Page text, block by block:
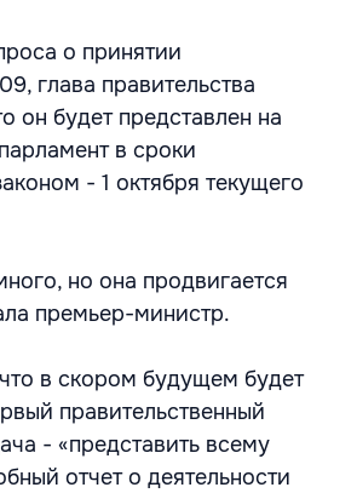
о принятии
глава правительства
он будет представлен на
в сроки
- 1 октября текущего
но она продвигается
премьер-министр.
в скором будущем будет
правительственный
- «представить всему
отчет о деятельности